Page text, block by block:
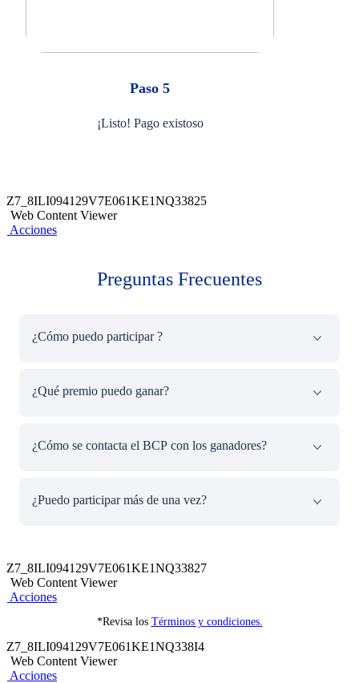
Paso 5
¡Listo! Pago existoso
Z7_8ILI094129V7E061KE1NQ33825
Web Content Viewer
Acciones
Preguntas Frecuentes
¿Cómo puedo participar ?
Aplicadas (UPC) desde la App Banca Móvil.
¿Qué premio puedo ganar?
¿Cómo se contacta el BCP con los ganadores?
desde el 9 de setiembre al 13 de setiembre 2024, vía
¿Puedo participar más de una vez?
Z7_8ILI094129V7E061KE1NQ33827
Web Content Viewer
Acciones
*Revisa los Términos y condiciones.
Z7_8ILI094129V7E061KE1NQ338I4
Web Content Viewer
Acciones